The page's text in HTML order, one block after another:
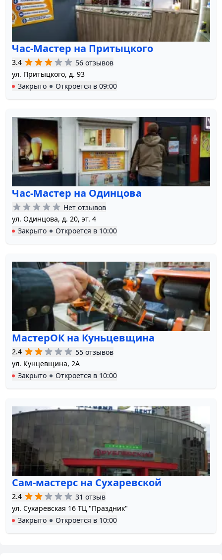
Час-Мастер на Притыцкого
3.4
56 отзывов
ул. Притыцкого, д. 93
Закрыто
Откроется в 09:00
Час-Мастер на Одинцова
Нет отзывов
ул. Одинцова, д. 20, эт. 4
Закрыто
Откроется в 10:00
МастерОК на Куньцевщина
2.4
55 отзывов
ул. Кунцевщина, 2А
Закрыто
Откроется в 10:00
Сам-мастерс на Сухаревской
2.4
31 отзыв
ул. Сухаревская 16 ТЦ "Праздник"
Закрыто
Откроется в 10:00